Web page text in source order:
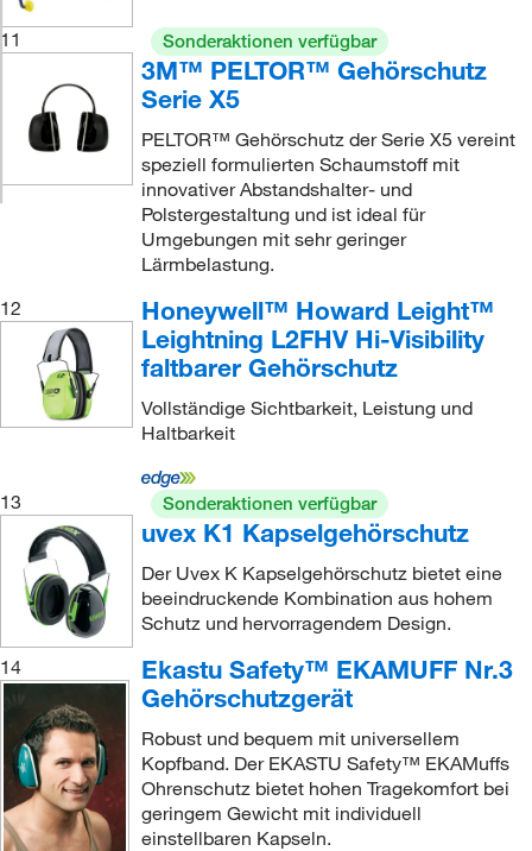
11 Sonderaktionen verfügbar
3M™ PELTOR™ Gehörschutz
Serie X5
PELTOR™ Gehörschutz der Serie X5 vereint
speziell formulierten Schaumstoff mit
innovativer Abstandshalter- und
Polstergestaltung und ist ideal für
Umgebungen mit sehr geringer
Lärmbelastung.
12
Honeywell™ Howard Leight™
Leightning L2FHV Hi-Visibility
faltbarer Gehörschutz
Vollständige Sichtbarkeit, Leistung und
Haltbarkeit
13 Sonderaktionen verfügbar
uvex K1 Kapselgehörschutz
Der Uvex K Kapselgehörschutz bietet eine
beeindruckende Kombination aus hohem
Schutz und hervorragendem Design.
14
Ekastu Safety™ EKAMUFF Nr.3
Gehörschutzgerät
Robust und bequem mit universellem
Kopfband. Der EKASTU Safety™ EKAMuffs
Ohrenschutz bietet hohen Tragekomfort bei
geringem Gewicht mit individuell
einstellbaren Kapseln.